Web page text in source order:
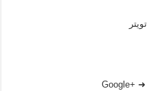
Google+ ➜